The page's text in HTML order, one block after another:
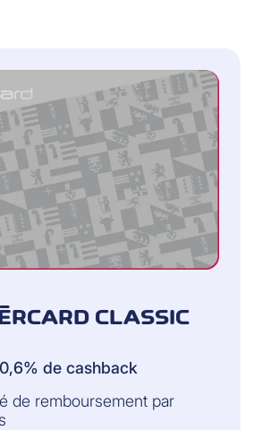
CLASSIC
de cashback
de remboursement par